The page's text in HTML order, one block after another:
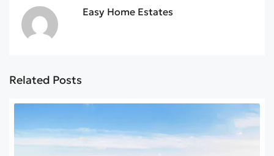
Easy Home Estates
Related Posts